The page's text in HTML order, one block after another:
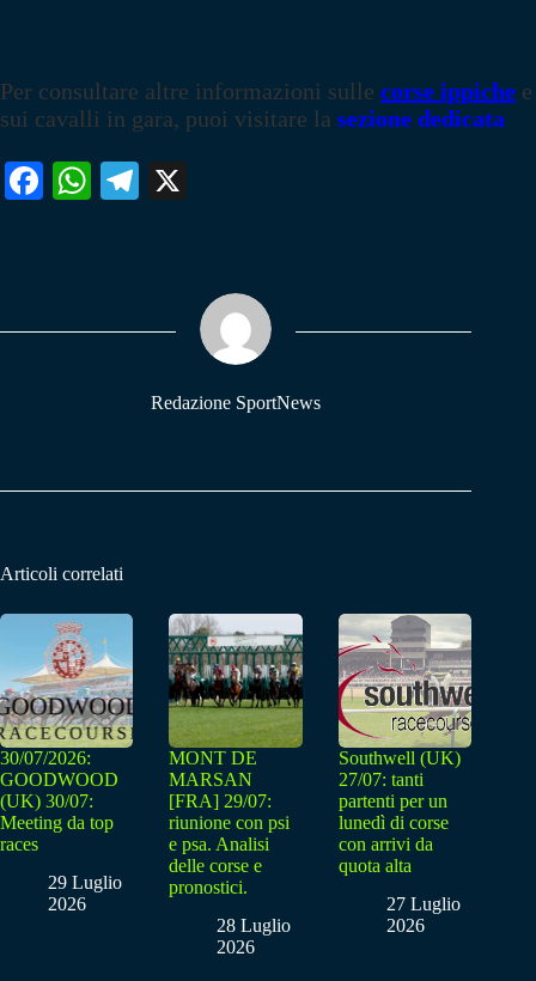
Per consultare altre informazioni sulle corse ippiche e
sui cavalli in gara, puoi visitare la sezione dedicata
Fa W
pp
Te
m
Redazione SportNews
Articoli correlati
30/07/2026:
GOODWOOD
(UK) 30/07:
Meeting da top
races
29 Luglio
2026
MONT DE
MARSAN
[FRA] 29/07:
riunione con psi
e psa. Analisi
delle corse e
pronostici.
28 Luglio
2026
Southwell (UK)
27/07: tanti
partenti per un
lunedì di corse
con arrivi da
quota alta
27 Luglio
2026